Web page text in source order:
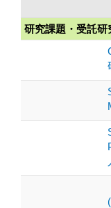
研究課題・受託研